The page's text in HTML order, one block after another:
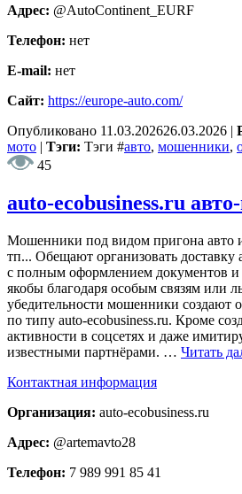
Адрес: @AutoContinent_EURF
Телефон: нет
E-mail: нет
Сайт: https://europe-auto.com/
Опубликовано 11.03.202626.03.2026 |
мото | Тэги: Тэги #авто, мошенники,
45
auto-ecobusiness.ru
Мошенники под видом пригона авто
тп... Обещают организовать
с полным оформлением документов
якобы благодаря особым связям или
убедительности мошенники создают
по типу auto-ecobusiness.ru. Кроме
активности в соцсетях и даже
известными партнёрами. … Читать
Контактная информация
Организация: auto-ecobusiness.ru
Адрес: @artemavto28
Телефон: 7 989 991 85 41